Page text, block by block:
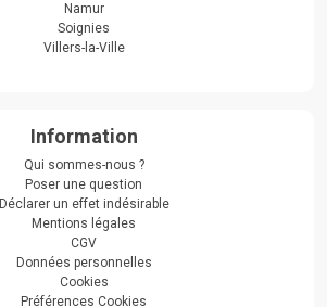
Namur
Soignies
Villers-la-Ville
Information
Qui sommes-nous ?
Poser une question
Déclarer un effet indésirable
Mentions légales
CGV
Données personnelles
Cookies
Préférences Cookies